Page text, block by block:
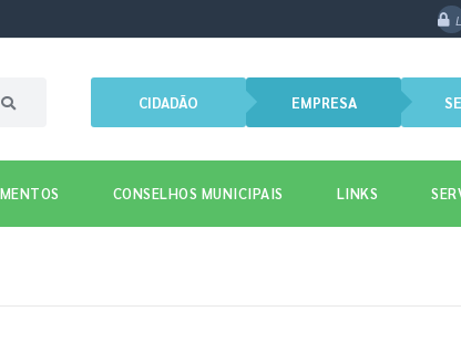
CIDADÃO EMPRESA
CONSELHOS MUNICIPAIS LINKS